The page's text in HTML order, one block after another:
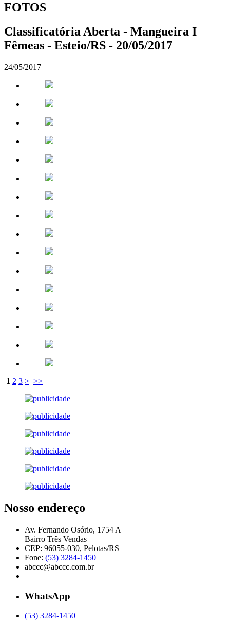
FOTOS
Classificatória Aberta - Mangueira I
Fêmeas - Esteio/RS - 20/05/2017
24/05/2017
1 2 3 > >>
Nosso endereço
Av. Fernando Osório, 1754 A
Bairro Três Vendas
CEP: 96055-030, Pelotas/RS
Fone: (53) 3284-1450
abccc@abccc.com.br
WhatsApp
(53) 3284-1450